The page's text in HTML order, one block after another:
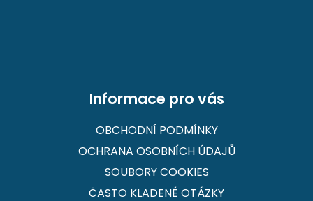
Informace pro vás
OBCHODNÍ PODMÍNKY
OCHRANA OSOBNÍCH ÚDAJŮ
SOUBORY COOKIES
ČASTO KLADENÉ OTÁZKY